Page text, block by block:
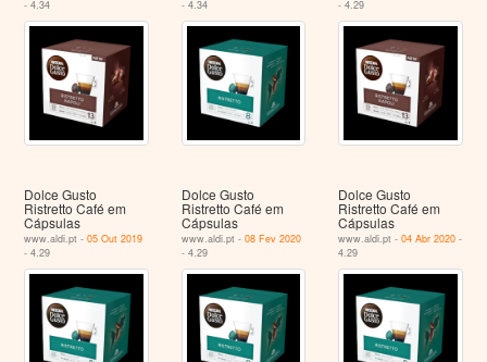
- 4.34
- 4.34
- 4.29
Dolce Gusto
Ristretto Café em
Cápsulas
www.aldi.pt -05 Out 2019
- 4.29
Dolce Gusto
Ristretto Café em
Cápsulas
www.aldi.pt - 08 Fev 2020
- 4.29
Dolce Gusto
Ristretto Café em
Cápsulas
www.aldi.pt -04 Abr 2020 -
4.29